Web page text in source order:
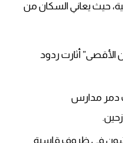
حيث يعاني السكان من
الأقصى” أثارت ردود
دمر مدارس
في ظروف قاسية